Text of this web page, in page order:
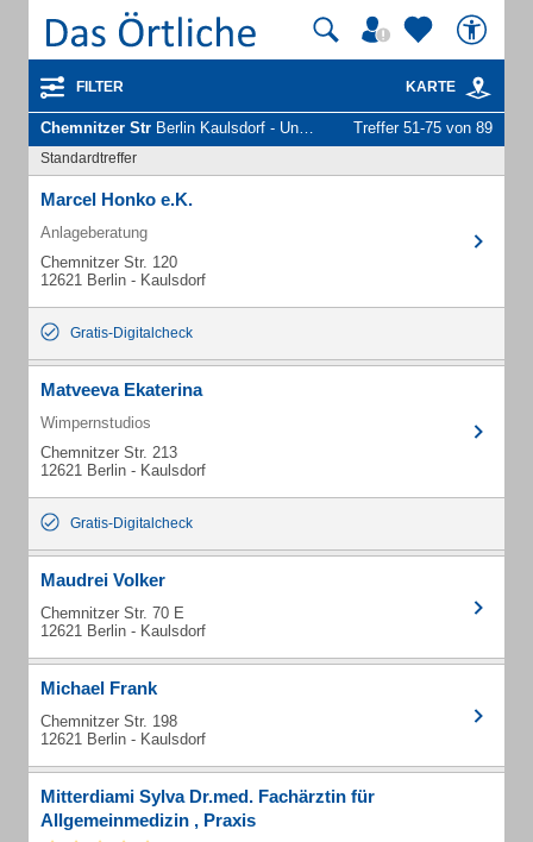
FILTER KARTE
Chemnitzer Str Berlin Kaulsdorf - Unternehmen und Personen Treffer 51-75 von 89
Standardtreffer
Marcel Honko e.K.
Anlageberatung
Chemnitzer Str. 120
12621 Berlin - Kaulsdorf
Gratis-Digitalcheck
Matveeva Ekaterina
Wimpernstudios
Chemnitzer Str. 213
12621 Berlin - Kaulsdorf
Gratis-Digitalcheck
Maudrei Volker
Chemnitzer Str. 70 E
12621 Berlin - Kaulsdorf
Michael Frank
Chemnitzer Str. 198
12621 Berlin - Kaulsdorf
Mitterdiami Sylva Dr.med. Fachärztin für
Allgemeinmedizin , Praxis